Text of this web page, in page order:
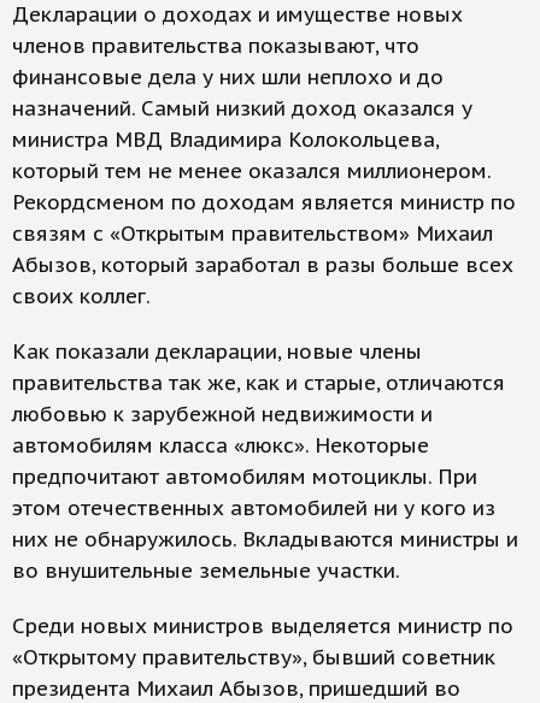
Декларации о доходах и имуществе новых
членов правительства показывают, что
финансовые дела у них шли неплохо и до
назначений. Самый низкий доход оказался у
министра МВД Владимира Колокольцева,
который тем не менее оказался миллионером.
Рекордсменом по доходам является министр по
связям с «Открытым правительством» Михаил
Абызов, который заработал в разы больше всех
своих коллег.
Как показали декларации, новые члены
правительства так же, как и старые, отличаются
любовью к зарубежной недвижимости и
автомобилям класса «люкс». Некоторые
предпочитают автомобилям мотоциклы. При
этом отечественных автомобилей ни у кого из
них не обнаружилось. Вкладываются министры и
во внушительные земельные участки.
Среди новых министров выделяется министр по
«Открытому правительству», бывший советник
президента Михаил Абызов, пришедший во